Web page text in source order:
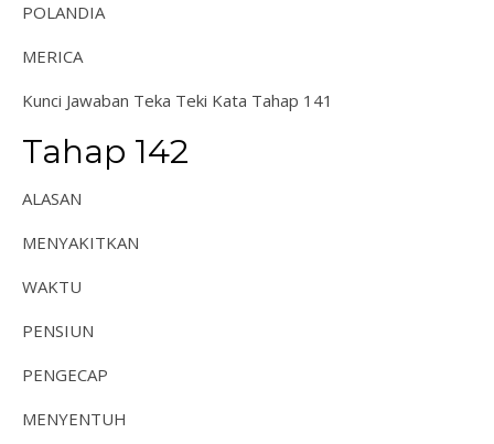
POLANDIA
MERICA
Kunci Jawaban Teka Teki Kata Tahap 141
Tahap 142
ALASAN
MENYAKITKAN
WAKTU
PENSIUN
PENGECAP
MENYENTUH